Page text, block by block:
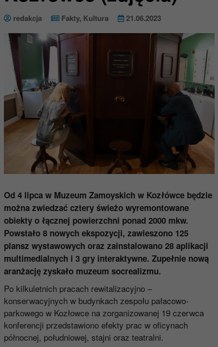
redakcja Fakty, Kultura 21.06.2023
Od 4 lipca w Muzeum Zamoyskich w Kozłówce będzie
można zwiedzać cztery świeżo wyremontowane
obiekty o łącznej powierzchni ponad 2000 mkw.
Powstało 8 nowych ekspozycji, zawieszono 125
plansz wystawowych oraz zainstalowano 28 aplikacji
multimedialnych i 3 gry interaktywne. Zupełnie nową
aranżację zyskało muzeum socrealizmu.
Po kilkuletnich pracach rewitalizacyjno –
konserwacyjnych w budynkach zespołu pałacowo-
parkowego w Kozłowce na zorganizowanej 19 czerwca
konferencji przedstawiono efekty prac w oficynach
północnej, południowej, stajni oraz teatralni.